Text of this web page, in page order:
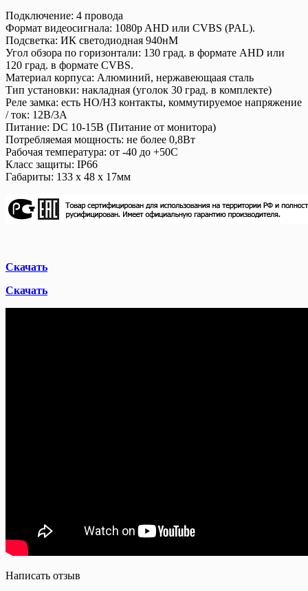
Подключение: 4 провода
Формат видеосигнала: 1080p AHD или CVBS (PAL).
Подсветка: ИК светодиодная 940нМ
Угол обзора по горизонтали: 130 град. в формате AHD или
120 град. в формате CVBS.
Материал корпуса: Алюминий, нержавеющаая сталь
Тип установки: накладная (уголок 30 град. в комплекте)
Реле замка: есть НО/НЗ контакты, коммутируемое напряжение
/ ток: 12В/3А
Питание: DC 10-15В (Питание от монитора)
Потребляемая мощность: не более 0,8Вт
Рабочая температура: от -40 до +50С
Класс защиты: IP66
Габариты: 133 х 48 х 17мм
Скачать
Скачать
Написать отзыв